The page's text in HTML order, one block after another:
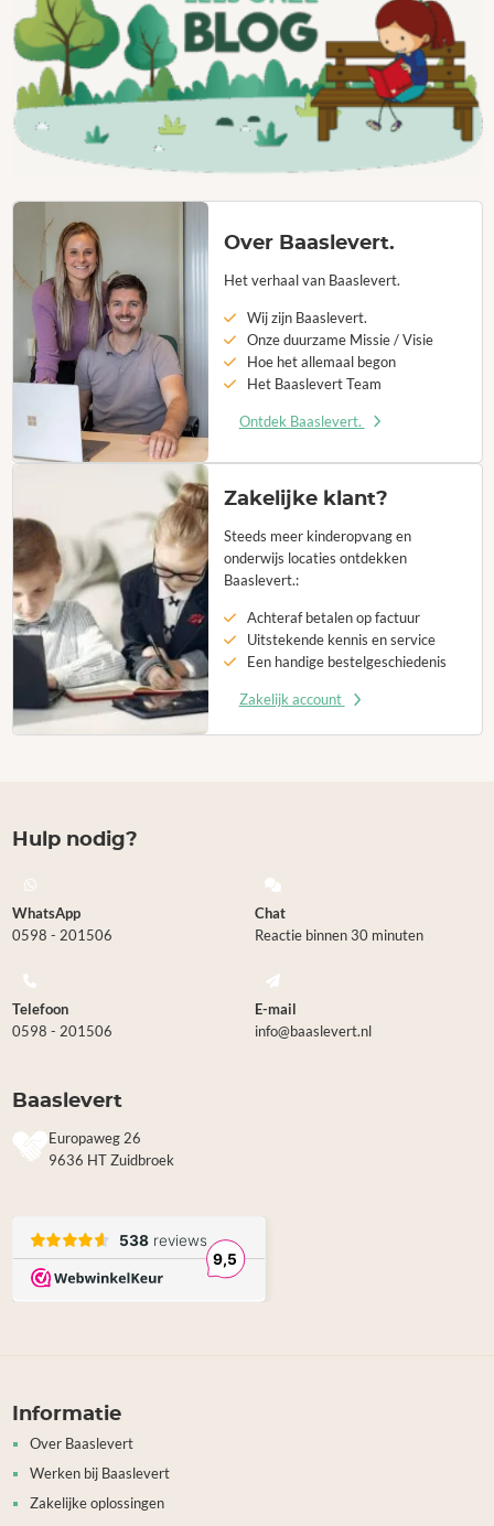
Over Baaslevert.
Het verhaal van Baaslevert.
Wij zijn Baaslevert.
Onze duurzame Missie / Visie
Hoe het allemaal begon
Het Baaslevert Team
Ontdek Baaslevert.
Zakelijke klant?
Steeds meer kinderopvang en
onderwijs locaties ontdekken
Baaslevert.:
Achteraf betalen op factuur
Uitstekende kennis en service
Een handige bestelgeschiedenis
Zakelijk account
Hulp nodig?
WhatsApp
0598 - 201506
Chat
Reactie binnen 30 minuten
Telefoon
0598 - 201506
E-mail
info@baaslevert.nl
Baaslevert
Europaweg 26
9636 HT Zuidbroek
Informatie
Over Baaslevert
Werken bij Baaslevert
Zakelijke oplossingen